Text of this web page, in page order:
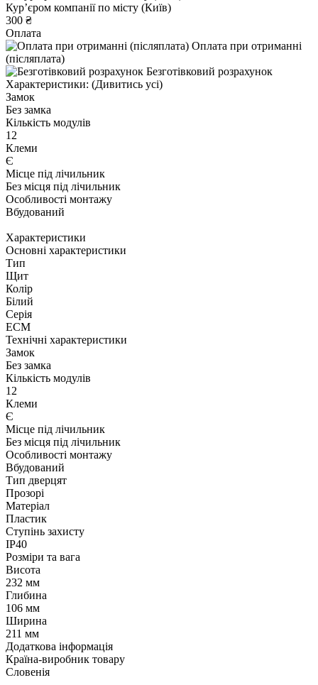
Курʼєром компанії по місту (Київ)
300 ₴
Оплата
Оплата при отриманні
(післяплата)
Безготівковий розрахунок
Характеристики: (Дивитись усі)
Замок
Без замка
Кількість модулів
12
Клеми
Є
Місце під лічильник
Без місця під лічильник
Особливості монтажу
Вбудований
Характеристики
Основні характеристики
Тип
Щит
Колір
Білий
Серія
ECM
Технічні характеристики
Замок
Без замка
Кількість модулів
12
Клеми
Є
Місце під лічильник
Без місця під лічильник
Особливості монтажу
Вбудований
Тип дверцят
Прозорі
Матеріал
Пластик
Ступінь захисту
IP40
Розміри та вага
Висота
232 мм
Глибина
106 мм
Ширина
211 мм
Додаткова інформація
Країна-виробник товару
Словенія